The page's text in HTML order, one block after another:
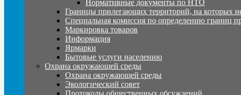
Нормативные документы по НТО
Границы прилегающих территорий, на которых
Специальная комиссия по определению границ
Маркировка товаров
Информация
Ярмарки
Бытовые услуги населению
Охрана окружающей среды
Охрана окружающей среды
Экологический совет
Протоколы общественных обсуждений